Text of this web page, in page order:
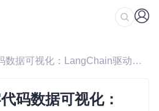
/ 3个步骤实现零代码数据可视化：LangChain驱动的效率革命
码数据可视化：